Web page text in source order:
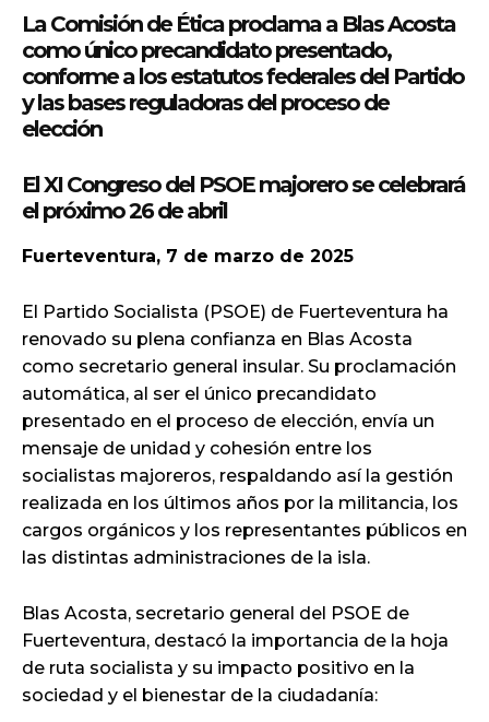
La Comisión de Ética proclama a Blas Acosta
como único precandidato presentado,
conforme a los estatutos federales del Partido
y las bases reguladoras del proceso de
elección
El XI Congreso del PSOE majorero se celebrará
el próximo 26 de abril
Fuerteventura, 7 de marzo de 2025
El Partido Socialista (PSOE) de Fuerteventura ha
renovado su plena confianza en Blas Acosta
como secretario general insular. Su proclamación
automática, al ser el único precandidato
presentado en el proceso de elección, envía un
mensaje de unidad y cohesión entre los
socialistas majoreros, respaldando así la gestión
realizada en los últimos años por la militancia, los
cargos orgánicos y los representantes públicos en
las distintas administraciones de la isla.
Blas Acosta, secretario general del PSOE de
Fuerteventura, destacó la importancia de la hoja
de ruta socialista y su impacto positivo en la
sociedad y el bienestar de la ciudadanía: